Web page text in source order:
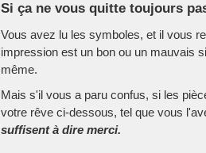
Si ça ne vous quitte toujours
Vous avez lu les symboles, et il vous
impression est un bon ou un mauvais
même.
Mais s'il vous a paru confus, si les
votre rêve ci-dessous, tel que vous
suffisent à dire merci.